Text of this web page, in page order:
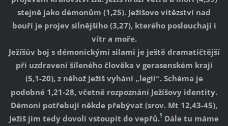
stejně jako démonům (1,25). Ježíšovo vítězství nad
bouří je projev silnějšího (3,27), kterého poslouchají i
vítr a moře.
Ježíšův boj s démonickými silami je ještě dramatičtější
při uzdravení šíleného člověka v gerasenském kraji
(5,1-20), z něhož Ježíš vyhání „legii“. Schéma je
podobné 1,21-28, včetně rozpoznání Ježíšovy identity.
Démoni potřebují někde přebývat (srov. Mt 12,43-45),
Ježíš jim tedy dovolí vstoupit do vepřů.5 Dále tu máme